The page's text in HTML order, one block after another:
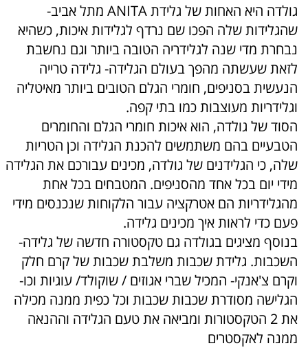
גולדה היא האחות של גלידת ANITA מתל אביב-
שהגלידות שלה הפכו שם נרדף לגלידות איכות, כשהיא
נבחרת מדי שנה לגלידריה הטובה ביותר וגם נחשבת
לזאת שעשתה מהפך בעולם הגלידה- גלידה טרייה
הנעשית בסניפים, חומרי הגלם הטובים ביותר מאיטליה
וגלידריות מעוצבות כמו בתי קפה.
הסוד של גולדה, הוא איכות חומרי הגלם והחומרים
הטבעיים בהם משתמשים להכנת הגלידה וכן הטריות
שלה, כי הגלידנים של גולדה, מכינים עבורכם את הגלידה
מידי יום בכל אחד מהסניפים. המטבחים בכל אחת
מהגלידריות הם אטרקציה עבור הלקוחות שנכנסים מידי
פעם כדי לראות איך מכינים גלידה.
בנוסף מציגים בגולדה גם טקסטורה חדשה של גלידה-
השכבות. גלידת שכבות משלבת שכבות של קרם חלק
וקרם צ'אנקי- המכיל שברי אגוזים / שוקולד/ עוגיות וכו-
הגלישה מסודרת שכבות שכבות וכל כפית ממנה מכילה
את 2 הטקסטורות ומביאה את טעם הגלידה וההנאה
ממנה לאקסטרים